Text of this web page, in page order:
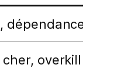
dépendance
cher, overkill